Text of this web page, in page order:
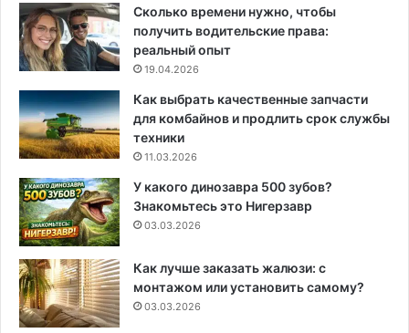
Сколько времени нужно, чтобы
получить водительские права:
реальный опыт
19.04.2026
Как выбрать качественные запчасти
для комбайнов и продлить срок службы
техники
11.03.2026
У какого динозавра 500 зубов?
Знакомьтесь это Нигерзавр
03.03.2026
Как лучше заказать жалюзи: с
монтажом или установить самому?
03.03.2026